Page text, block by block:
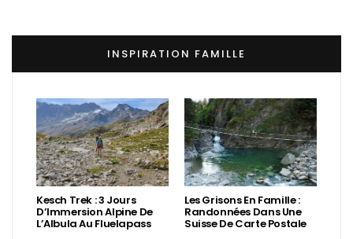
INSPIRATION FAMILLE
Kesch Trek : 3 Jours
D’Immersion Alpine De
L’Albula Au Fluelapass
Les Grisons En Famille :
Randonnées Dans Une
Suisse De Carte Postale